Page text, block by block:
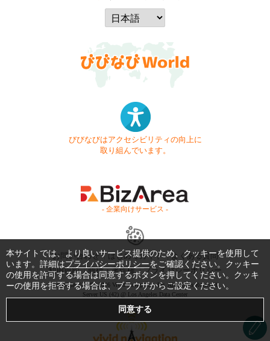
びびなびはアクセシビリティの向上に
取り組んでいます。
- 企業向けサービス -
お問い合わせ はじめてガイド
よくある質問
利用規約
商標・著作権 プライバシーポリシー
Copyright © 1999-2026 Vivid Navigation, Inc. All Rights Reserved.
Server US (42) @ Los Angeles Data Center
本サイトでは、より良いサービス提供のため、クッキーを使用して
います。詳細はプライバシーポリシーをご確認ください。クッキー
の使用を許可する場合は同意するボタンを押してください。クッキ
ーの使用を拒否する場合は、ブラウザからご設定ください。